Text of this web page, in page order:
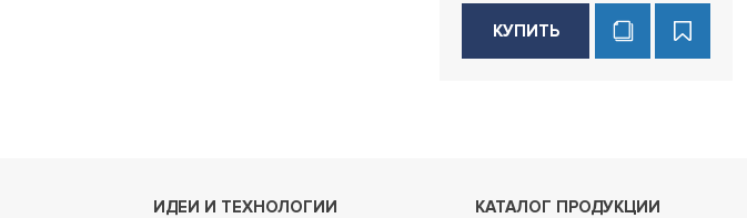
КУПИТЬ
ИДЕИ И ТЕХНОЛОГИИ КАТАЛОГ ПРОДУКЦИИ